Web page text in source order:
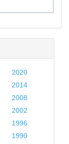
2020
2014
2008
2002
1996
1990